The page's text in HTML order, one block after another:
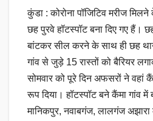
कुंडा : कोरोना पॉजिटिव मरीज
छह पुरवे हॉटस्पॉट बना दिए गए हैं।
बांटकर सील करने के साथ ही छह
गांव से जुड़े 15 रास्तों को बैरियर
सोमवार को पूरे दिन अफसरों ने वहां
रूप दिया। हॉटस्पॉट बने कैंमा गांव में
मानिकपुर, नवाबगंज, लालगंज